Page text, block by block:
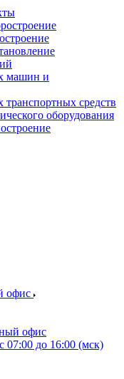
машин и
средств
оборудования
офис
офис
07:00 до 16:00 (мск)